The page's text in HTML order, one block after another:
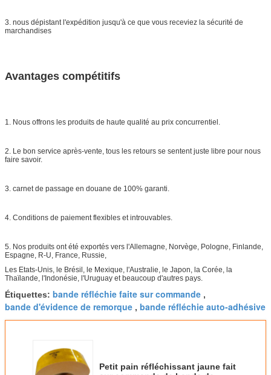
3. nous dépistant l'expédition jusqu'à ce que vous receviez la sécurité de
marchandises
Avantages compétitifs
1. Nous offrons les produits de haute qualité au prix concurrentiel.
2. Le bon service après-vente, tous les retours se sentent juste libre pour nous
faire savoir.
3. carnet de passage en douane de 100% garanti.
4. Conditions de paiement flexibles et introuvables.
5. Nos produits ont été exportés vers l'Allemagne, Norvège, Pologne, Finlande,
Espagne, R-U, France, Russie,
Les Etats-Unis, le Brésil, le Mexique, l'Australie, le Japon, la Corée, la
Thaïlande, l'Indonésie, l'Uruguay et beaucoup d'autres pays.
Étiquettes: bande réfléchie faite sur commande ,
bande d'évidence de remorque , bande réfléchie auto-adhésive
Petit pain réfléchissant jaune fait